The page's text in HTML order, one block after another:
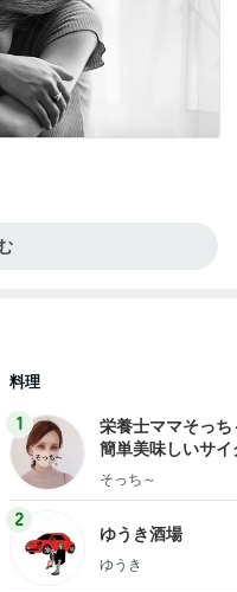
料理
1
栄養士ママそっち
簡単美味しいサイ
献立
そっち～
2
ゆうき酒場
ゆうき